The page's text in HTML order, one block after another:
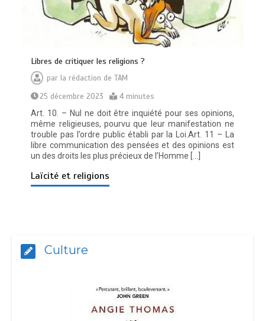
Lіbrеѕ dе сrіtіquеr lеѕ rеlіgіоnѕ ?
par la rédaction de TAM
25 décembre 2023
4 minutes
Art. 10. – Nul ne doit être inquiété pour ses opinions,
même religieuses, pourvu que leur manifestation ne
trouble pas l’ordre public établi par la Loi.Art. 11 – La
libre communication des pensées et des opinions est
un des droits les plus précieux de l’Homme […]
Laïcité et religions
Culture